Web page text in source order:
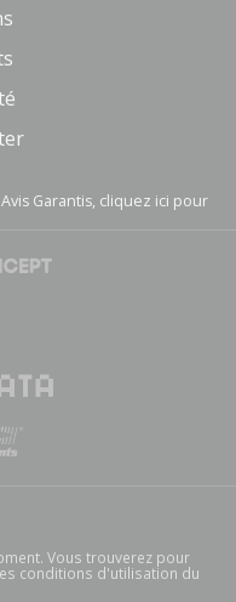
Garantis, cliquez ici pour
Vous trouverez pour
conditions d'utilisation du